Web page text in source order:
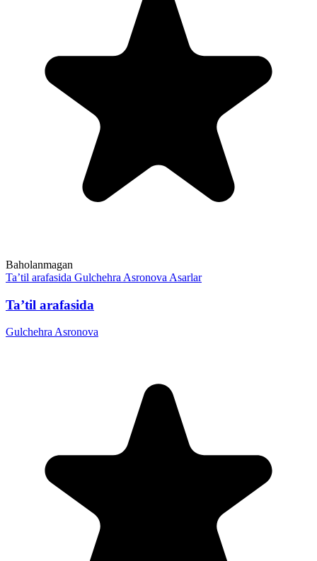
Baholanmagan
Ta’til arafasida Gulchehra Asronova Asarlar
Ta’til arafasida
Gulchehra Asronova